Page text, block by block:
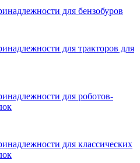
для бензобуров
для тракторов для
для роботов-
для классических